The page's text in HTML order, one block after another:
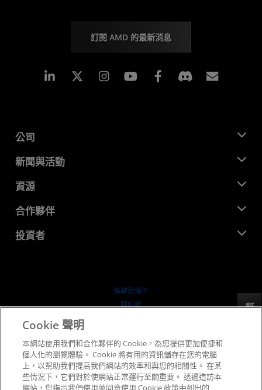
訂閱 AMD 的最新消息
Linkedin Instagram Facebook
公司
關於 AMD
企業責任
招聘
聯絡我們
新聞與活動
新聞室
媒體庫
資源
開發者中心
案例研究
合作夥伴
AMD 合作夥伴中心
投資者
行情走勢
條款與條件
隱私權
公平公開競爭
英國稅務策略
Cookie 政策
反馈
Cookie 聲明
本網站使用我們和合作夥伴的 Cookie，為您提供更加便捷和
個人化的瀏覽體驗。 Cookie 將有用的資訊儲存在您的電腦
上，以幫助我們提高我們網站的效率和與您的相關性。 在某
些情況下，它們對於使網站正常運行至關重要。 透過造訪本
網站，您指示我們使用並同意使用 Cookie 政策中列出的